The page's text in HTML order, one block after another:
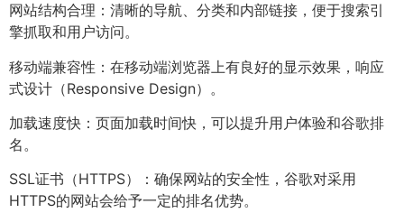
网站结构合理：清晰的导航、分类和内部链接，便于搜索引
擎抓取和用户访问。
移动端兼容性：在移动端浏览器上有良好的显示效果，响应
式设计（Responsive Design）。
加载速度快：页面加载时间快，可以提升用户体验和谷歌排
名。
SSL证书（HTTPS）：确保网站的安全性，谷歌对采用
HTTPS的网站会给予一定的排名优势。